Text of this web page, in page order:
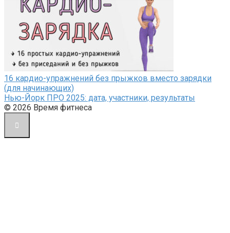
16 кардио-упражнений без прыжков вместо зарядки
(для начинающих)
Нью-Йорк ПРО 2025: дата, участники, результаты
© 2026 Время фитнеса